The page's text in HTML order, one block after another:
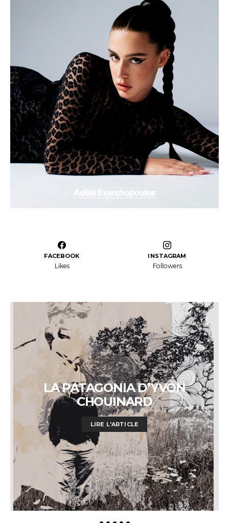
FACEBOOK
Likes
INSTAGRAM
Followers
LA PATAGONIA D’YVON
CHOUINARD
LIRE L'ARTICLE